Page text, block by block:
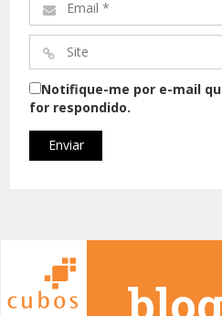
Email
*
Site
Notifique-me por e-mail
for respondido.